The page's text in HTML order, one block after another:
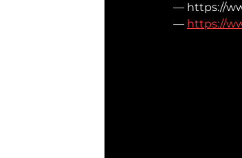
— https://
— https://